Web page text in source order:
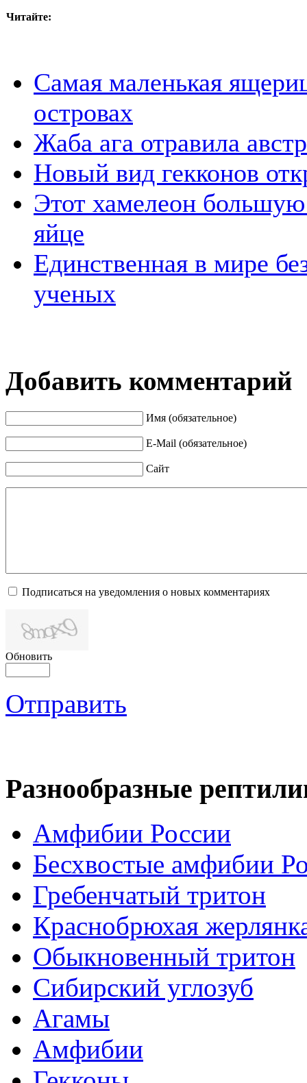
Читайте:
Самая маленькая
островах
Жаба ага отравила
Новый вид гекконов
Этот хамелеон
яйце
Единственная в мире
ученых
Добавить комментарий
Имя (обязательное)
E-Mail (обязательное)
Сайт
Подписаться на уведомления о новых комментариях
Обновить
Отправить
Разнообразные
Амфибии России
Бесхвостые амфибии
Гребенчатый тритон
Краснобрюхая
Обыкновенный тритон
Сибирский углозуб
Агамы
Амфибии